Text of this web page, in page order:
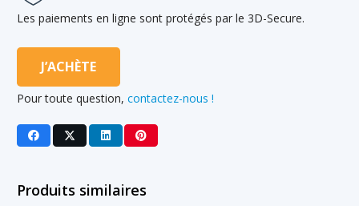
Les paiements en ligne sont protégés par le 3D-Secure.
J’ACHÈTE
Pour toute question, contactez-nous !
Produits similaires